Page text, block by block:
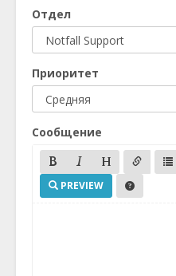
Отдел
Приоритет
Сообщение
PREVIEW